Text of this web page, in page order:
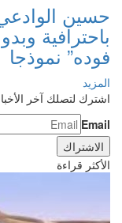
حسين
باحترافية
فوده” نموذجا
المزيد
اشترك لتصلك آخر
Email
الأكثر قراءة